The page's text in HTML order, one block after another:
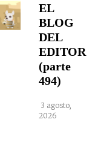
EL
BLOG
DEL
EDITOR
(parte
494)
3 agosto,
2026